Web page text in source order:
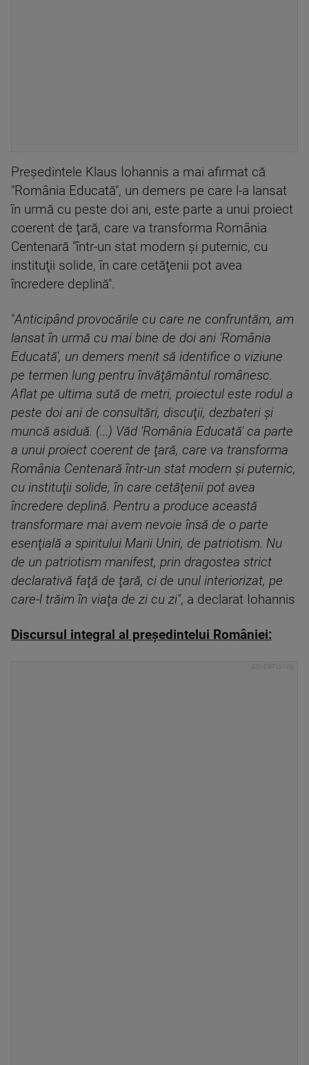
Preşedintele Klaus Iohannis a mai afirmat că
"România Educată", un demers pe care l-a lansat
în urmă cu peste doi ani, este parte a unui proiect
coerent de ţară, care va transforma România
Centenară "într-un stat modern şi puternic, cu
instituţii solide, în care cetăţenii pot avea
încredere deplină".
"Anticipând provocările cu care ne confruntăm, am
lansat în urmă cu mai bine de doi ani 'România
Educată', un demers menit să identifice o viziune
pe termen lung pentru învăţământul românesc.
Aflat pe ultima sută de metri, proiectul este rodul a
peste doi ani de consultări, discuţii, dezbateri şi
muncă asiduă. (...) Văd 'România Educată' ca parte
a unui proiect coerent de ţară, care va transforma
România Centenară într-un stat modern şi puternic,
cu instituţii solide, în care cetăţenii pot avea
încredere deplină. Pentru a produce această
transformare mai avem nevoie însă de o parte
esenţială a spiritului Marii Uniri, de patriotism. Nu
de un patriotism manifest, prin dragostea strict
declarativă faţă de ţară, ci de unul interiorizat, pe
care-l trăim în viaţa de zi cu zi", a declarat Iohannis
Discursul integral al președintelui României: